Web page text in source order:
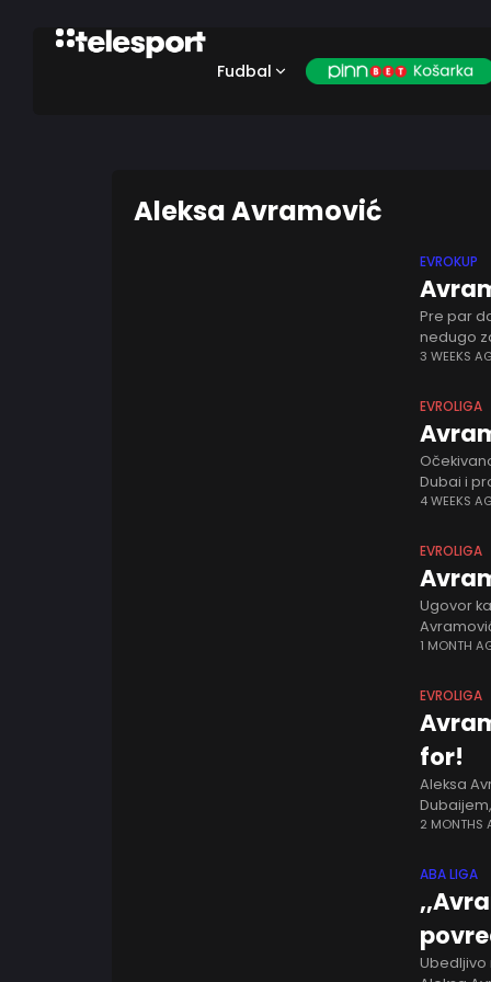
Fudbal
Aleksa Avramović
EVROKUP
Pre par
nedugo
3 WEEKS
EVROLIGA
Dubai i
4 WEEKS
EVROLIGA
Ugovor
1 MONTH
EVROLIGA
for!
Aleksa
u istoriji.
2 MONTHS
ABA LIGA
Ubedljivo